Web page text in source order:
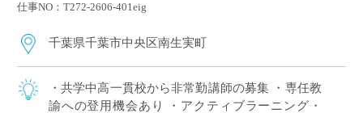
仕事NO：T272-2606-401eig
千葉県千葉市中央区南生実町
・共学中高一貫校から非常勤講師の募集 ・専任教
諭への登用機会あり ・アクティブラーニング・